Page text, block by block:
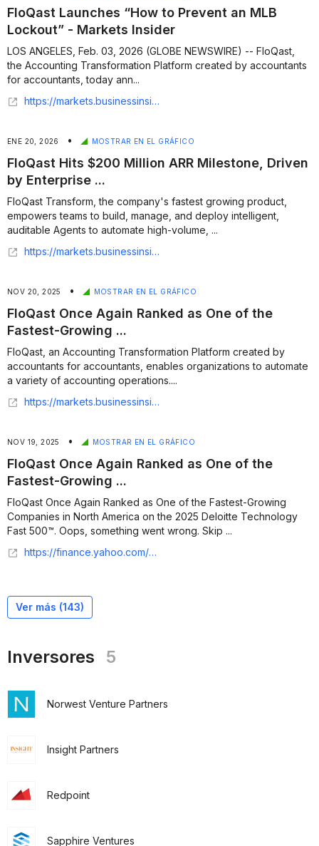
FloQast Launches “How to Prevent an MLB
Lockout” - Markets Insider
LOS ANGELES, Feb. 03, 2026 (GLOBE NEWSWIRE) -- FloQast,
the Accounting Transformation Platform created by accountants
for accountants, today ann...
https://markets.businessinsider.com/news/stocks/floqast-launches-how-to-prevent-an-mlb-lockout-an-8-part-series-exposing-the-financial-reality-behind-major-league-baseball-s-looming-labor-woes-1035778360
ENE 20, 2026 • MOSTRAR EN EL GRÁFICO
FloQast Hits $200 Million ARR Milestone, Driven
by Enterprise ...
FloQast Transform, the company's fastest growing product,
empowers teams to build, manage, and deploy intelligent,
auditable Agents to automate high-volume, ...
https://markets.businessinsider.com/news/stocks/floqast-hits-200-million-arr-milestone-driven-by-enterprise-momentum-and-adoption-of-its-auditable-ai-agents-1035727456
NOV 20, 2025 • MOSTRAR EN EL GRÁFICO
FloQast Once Again Ranked as One of the
Fastest-Growing ...
FloQast, an Accounting Transformation Platform created by
accountants for accountants, enables organizations to automate
a variety of accounting operations....
https://markets.businessinsider.com/news/stocks/floqast-once-again-ranked-as-one-of-the-fastest-growing-companies-in-north-america-on-the-2025-deloitte-technology-fast-500-1035578483
NOV 19, 2025 • MOSTRAR EN EL GRÁFICO
FloQast Once Again Ranked as One of the
Fastest-Growing ...
FloQast Once Again Ranked as One of the Fastest-Growing
Companies in North America on the 2025 Deloitte Technology
Fast 500™. Oops, something went wrong. Skip ...
https://finance.yahoo.com/news/floqast-once-again-ranked-one-172700908.html
Ver más (143)
Inversores 5
Norwest Venture Partners
Insight Partners
Redpoint
Sapphire Ventures